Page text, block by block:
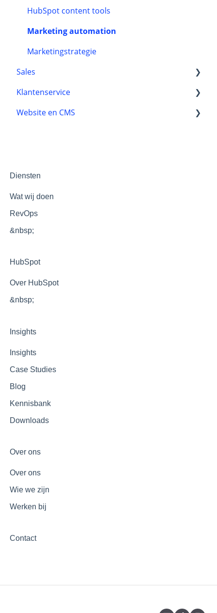
HubSpot content tools
Marketing automation
Marketingstrategie
Sales
Automatisering
Leads
Klantenservice
Reviews
Chatflows
Website en CMS
Development
Optimalisatie
Diensten
Wat wij doen
RevOps
&nbsp;
HubSpot
Over HubSpot
&nbsp;
Insights
Insights
Case Studies
Blog
Kennisbank
Downloads
Over ons
Over ons
Wie we zijn
Werken bij
Contact